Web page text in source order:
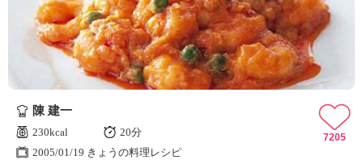
陳 建一
230kcal
20分
2005/01/19 きょうの料理レシピ
7205